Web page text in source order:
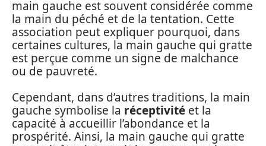
main gauche est souvent considérée comme
la main du péché et de la tentation. Cette
association peut expliquer pourquoi, dans
certaines cultures, la main gauche qui gratte
est perçue comme un signe de malchance
ou de pauvreté.
Cependant, dans d’autres traditions, la main
gauche symbolise la réceptivité et la
capacité à accueillir l’abondance et la
prospérité. Ainsi, la main gauche qui gratte